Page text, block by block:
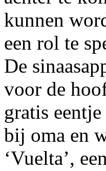
kunnen
een rol te
De
voor de
gratis
bij oma en
‘Vuelta’,